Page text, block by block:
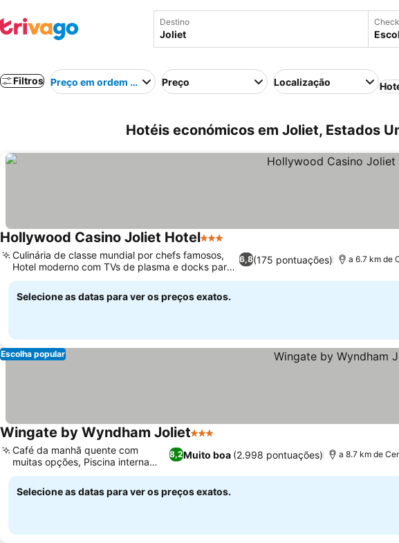
Destino
Filtros Preço em ordem crescentePreço Localização
Hotéis económicos em Joliet, Estados
Hollywood Casino Joliet Hotel3 Estrelas
6,8(175 pontuações)
Culinária de classe mundial por chefs famosos,
Hotel moderno com TVs de plasma e docks para
iPod
a 6.7 km de
Selecione as datas para ver os preços exatos.
Escolha popular
Wingate by Wyndham Joliet3 Estrelas
8,2Muito boa (2.998 pontuações)
Café da manhã quente com
muitas opções, Piscina interna
aquecida
a 8.7 km de
Selecione as datas para ver os preços exatos.